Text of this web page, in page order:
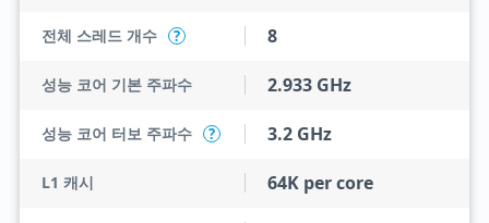
전체 스레드 개수 ? 8
성능 코어 기본 주파수 2.933 GHz
성능 코어 터보 주파수 ? 3.2 GHz
L1 캐시 64K per core